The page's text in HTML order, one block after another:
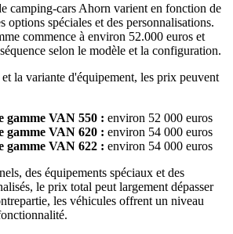
camping-cars Ahorn varient en fonction de
options spéciales et des personnalisations.
commence à environ 52.000 euros et
selon le modèle et la configuration.
la variante d'équipement, les prix peuvent
gamme VAN 550 : environ 52 000 euros
gamme VAN 620 : environ 54 000 euros
gamme VAN 622 : environ 54 000 euros
des équipements spéciaux et des
le prix total peut largement dépasser
les véhicules offrent un niveau